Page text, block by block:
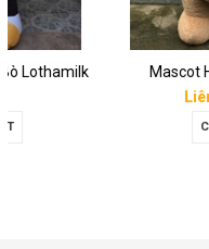
Mascot Hơi Gấu Teddy